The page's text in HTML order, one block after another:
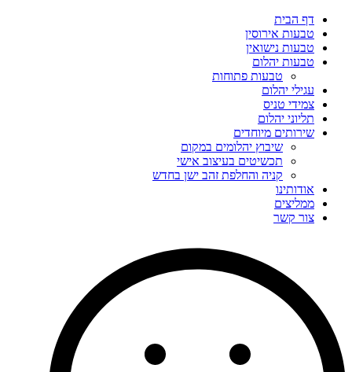
דף הבית
טבעות אירוסין
טבעות נישואין
טבעות יהלום
טבעות פתוחות
עגילי יהלום
צמידי טניס
תליוני יהלום
שירותים מיוחדים
שיבוץ יהלומים במקום
תכשיטים בעיצוב אישי
קניה והחלפת זהב ישן בחדש
אודותינו
ממליצים
צור קשר